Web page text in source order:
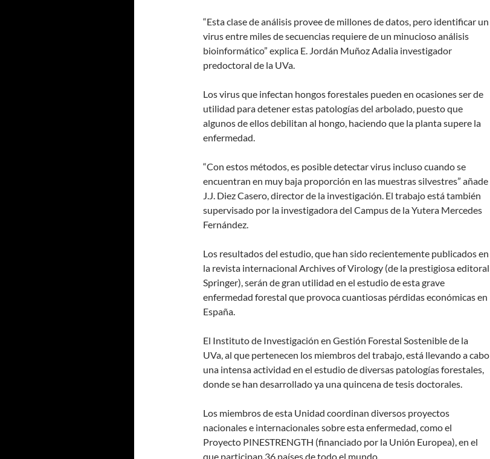
“Esta clase de análisis provee de millones de datos, pero identificar un
virus entre miles de secuencias requiere de un minucioso análisis
bioinformático” explica E. Jordán Muñoz Adalia investigador
predoctoral de la UVa.
Los virus que infectan hongos forestales pueden en ocasiones ser de
utilidad para detener estas patologías del arbolado, puesto que
algunos de ellos debilitan al hongo, haciendo que la planta supere la
enfermedad.
“Con estos métodos, es posible detectar virus incluso cuando se
encuentran en muy baja proporción en las muestras silvestres” añade
J.J. Diez Casero, director de la investigación. El trabajo está también
supervisado por la investigadora del Campus de la Yutera Mercedes
Fernández.
Los resultados del estudio, que han sido recientemente publicados en
la revista internacional Archives of Virology (de la prestigiosa editoral
Springer), serán de gran utilidad en el estudio de esta grave
enfermedad forestal que provoca cuantiosas pérdidas económicas en
España.
El Instituto de Investigación en Gestión Forestal Sostenible de la
UVa, al que pertenecen los miembros del trabajo, está llevando a cabo
una intensa actividad en el estudio de diversas patologías forestales,
donde se han desarrollado ya una quincena de tesis doctorales.
Los miembros de esta Unidad coordinan diversos proyectos
nacionales e internacionales sobre esta enfermedad, como el
Proyecto PINESTRENGTH (financiado por la Unión Europea), en el
que participan 36 países de todo el mundo.